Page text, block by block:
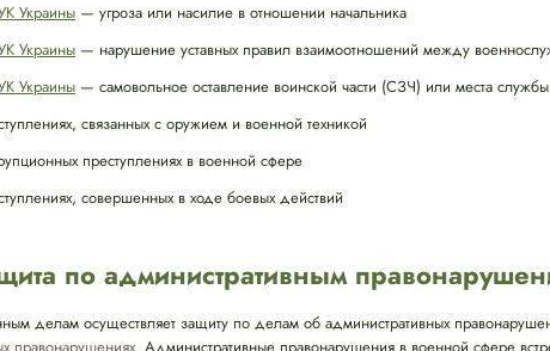
Украины — угроза или насилие в отношении начальника
Украины — нарушение уставных правил взаимоотношений между
Украины — самовольное оставление воинской части (СЗЧ) или места
связанных с оружием и военной техникой
преступлениях в военной сфере
совершенных в ходе боевых действий
по административным
делам осуществляет защиту по делам об административных